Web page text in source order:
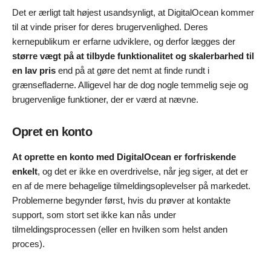
Det er ærligt talt højest usandsynligt, at DigitalOcean kommer
til at vinde priser for deres brugervenlighed. Deres
kernepublikum er erfarne udviklere, og derfor lægges der
større vægt på at tilbyde funktionalitet og skalerbarhed til
en lav pris end på at gøre det nemt at finde rundt i
grænsefladerne. Alligevel har de dog nogle temmelig seje og
brugervenlige funktioner, der er værd at nævne.
Opret en konto
At oprette en konto med DigitalOcean er forfriskende
enkelt, og det er ikke en overdrivelse, når jeg siger, at det er
en af de mere behagelige tilmeldingsoplevelser på markedet.
Problemerne begynder først, hvis du prøver at kontakte
support, som stort set ikke kan nås under
tilmeldingsprocessen (eller en hvilken som helst anden
proces).